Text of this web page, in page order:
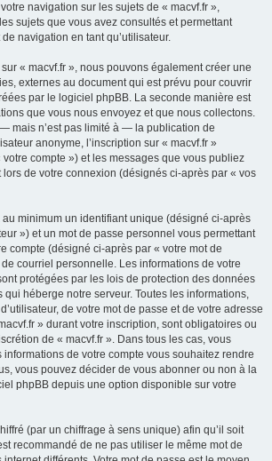
navigation sur les sujets de « macvf.fr »,
sujets que vous avez consultés et permettant
navigation en tant qu’utilisateur.
« macvf.fr », nous pouvons également créer une
externes au document qui est prévu pour couvrir
par le logiciel phpBB. La seconde manière est
que vous nous envoyez et que nous collectons.
mais n’est pas limité à — la publication de
anonyme, l’inscription sur « macvf.fr »
compte ») et les messages que vous publiez
de votre connexion (désignés ci-après par « vos
minimum un identifiant unique (désigné ci-après
») et un mot de passe personnel vous permettant
compte (désigné ci-après par « votre mot de
courriel personnelle. Les informations de votre
protégées par les lois de protection des données
héberge notre serveur. Toutes les informations,
de votre mot de passe et de votre adresse
» durant votre inscription, sont obligatoires ou
de « macvf.fr ». Dans tous les cas, vous
de votre compte vous souhaitez rendre
vous pouvez décider de vous abonner ou non à la
phpBB depuis une option disponible sur votre
(par un chiffrage à sens unique) afin qu’il soit
recommandé de ne pas utiliser le même mot de